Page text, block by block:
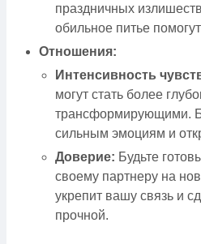
праздничных
обильное питье
Отношения:
Интенсивность
могут стать более
трансформирующими.
сильным эмоциям и
Доверие: Будьте
своему партнеру на
укрепит вашу связь и
прочной.